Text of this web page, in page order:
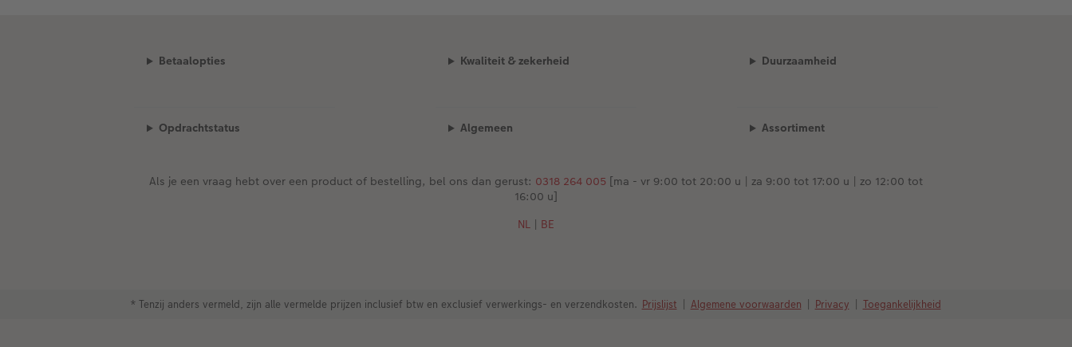
Betaalopties Kwaliteit & zekerheid Duurzaamheid
Opdrachtstatus Algemeen Assortiment
Als je een vraag hebt over een product of bestelling, bel ons dan gerust: 0318 264 005 [ma - vr 9:00 tot 20:00 u | za 9:00 tot 17:00 u | zo 12:00 tot
16:00 u]
NL | BE
* Tenzij anders vermeld, zijn alle vermelde prijzen inclusief btw en exclusief verwerkings- en verzendkosten. Prijslijst | Algemene voorwaarden | Privacy | Toegankelijkheid